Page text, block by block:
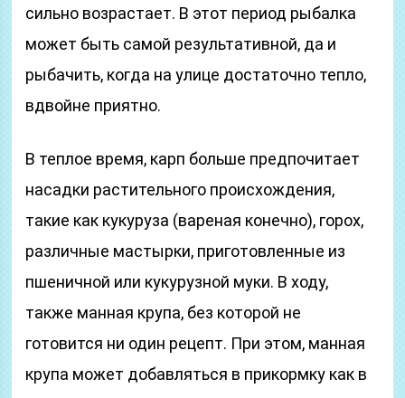
сильно возрастает. В этот период рыбалка
может быть самой результативной, да и
рыбачить, когда на улице достаточно тепло,
вдвойне приятно.
В теплое время, карп больше предпочитает
насадки растительного происхождения,
такие как кукуруза (вареная конечно), горох,
различные мастырки, приготовленные из
пшеничной или кукурузной муки. В ходу,
также манная крупа, без которой не
готовится ни один рецепт. При этом, манная
крупа может добавляться в прикормку как в